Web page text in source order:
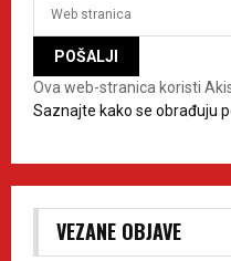
Ova web-stranica koristi
Saznajte kako se obrađuju
VEZANE OBJAVE